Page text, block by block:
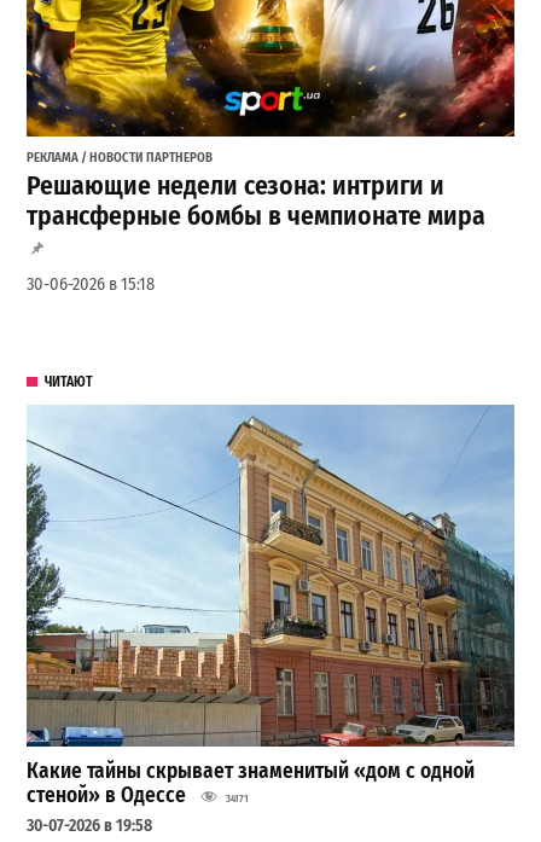
РЕКЛАМА / НОВОСТИ ПАРТНЕРОВ
Решающие недели сезона: интриги и
трансферные бомбы в чемпионате мира
30-06-2026 в 15:18
ЧИТАЮТ
Какие тайны скрывает знаменитый «дом с одной
стеной» в Одессе
34171
30-07-2026 в 19:58